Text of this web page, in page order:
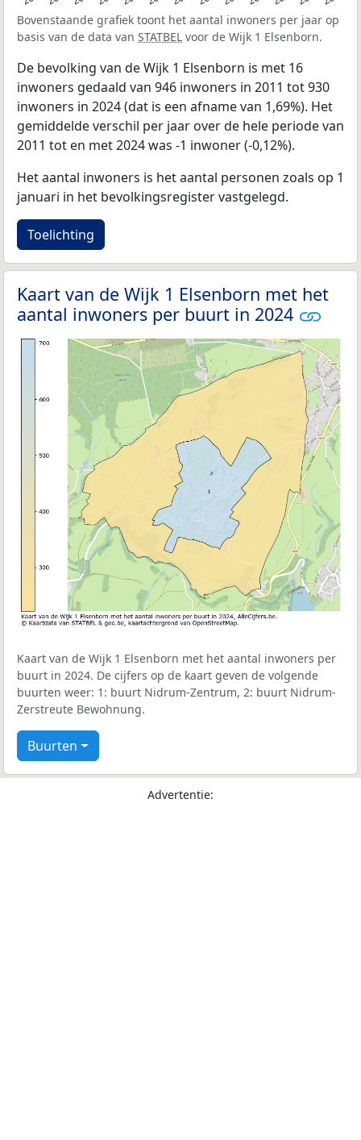
Bovenstaande grafiek toont het aantal inwoners per jaar op
basis van de data van STATBEL voor de Wijk 1 Elsenborn.
De bevolking van de Wijk 1 Elsenborn is met 16
inwoners gedaald van 946 inwoners in 2011 tot 930
inwoners in 2024 (dat is een afname van 1,69%). Het
gemiddelde verschil per jaar over de hele periode van
2011 tot en met 2024 was -1 inwoner (-0,12%).
Het aantal inwoners is het aantal personen zoals op 1
januari in het bevolkingsregister vastgelegd.
Toelichting
Kaart van de Wijk 1 Elsenborn met het
aantal inwoners per buurt in 2024
Kaart van de Wijk 1 Elsenborn met het aantal inwoners per
buurt in 2024. De cijfers op de kaart geven de volgende
buurten weer: 1: buurt Nidrum-Zentrum, 2: buurt Nidrum-
Zerstreute Bewohnung.
Buurten
Advertentie: